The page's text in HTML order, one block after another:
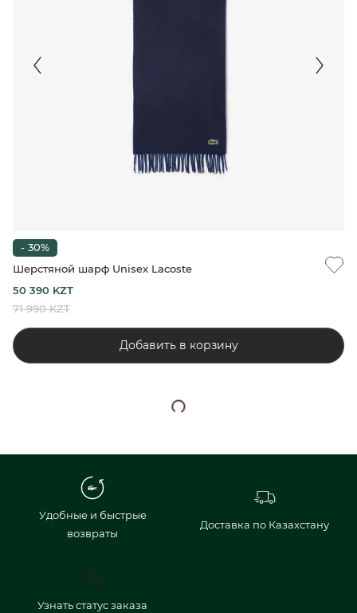
- 30%
Шерстяной шарф Unisex Lacoste
50 390 KZT
71 990 KZT
Добавить в корзину
Удобные и быстрые
возвраты
Доставка по Казахстану
Узнать статус заказа